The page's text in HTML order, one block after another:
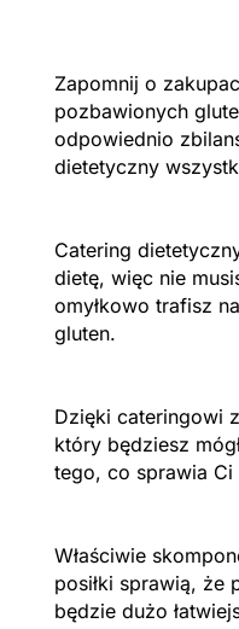
Zapomnij o
pozbawionych
odpowiednio
dietetyczny
Catering
dietę, więc nie
omyłkowo trafisz
gluten.
Dzięki cateringowi
który będziesz
tego, co sprawia
Właściwie
posiłki sprawią, że
będzie dużo